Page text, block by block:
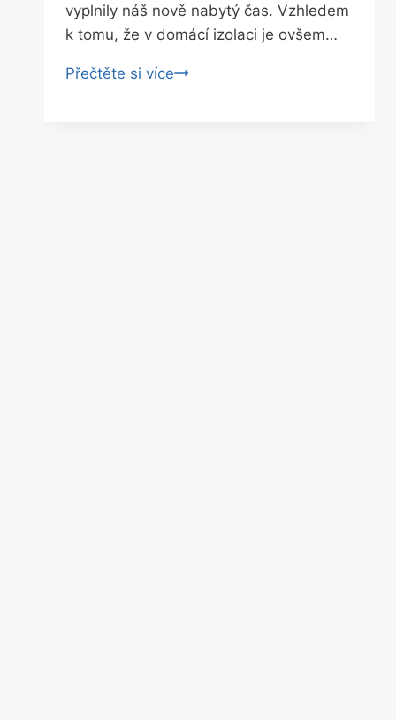
vyplnily náš nově nabytý čas. Vzhledem
k tomu, že v domácí izolaci je ovšem…
Přečtěte si víceNetflix